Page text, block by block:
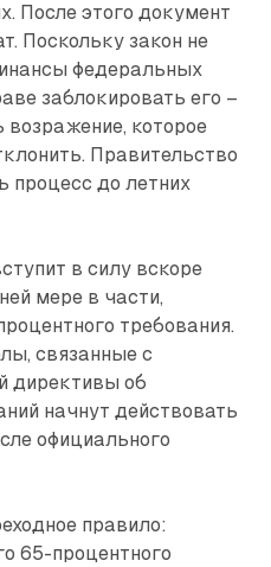
После этого документ
Поскольку закон не
федеральных
заблокировать его –
которое
Правительство
процесс до летних
в силу вскоре
мере в части,
требования.
связанные с
директивы об
начнут действовать
официального
правило:
65-процентного